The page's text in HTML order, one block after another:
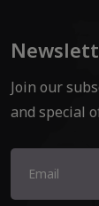
Join our
and special